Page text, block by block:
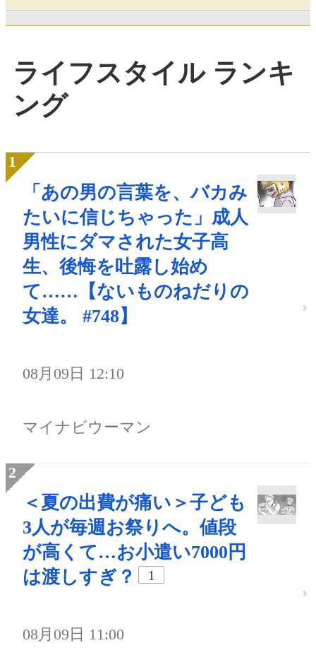
ライフスタイル ランキ
ング
「あの男の言葉を、バカみ
たいに信じちゃった」成人
男性にダマされた女子高
生、後悔を吐露し始め
て……【ないものねだりの
女達。 #748】
08月09日 12:10
マイナビウーマン
＜夏の出費が痛い＞子ども
3人が毎週お祭りへ。値段
が高くて…お小遣い7000円
は渡しすぎ？
1
08月09日 11:00